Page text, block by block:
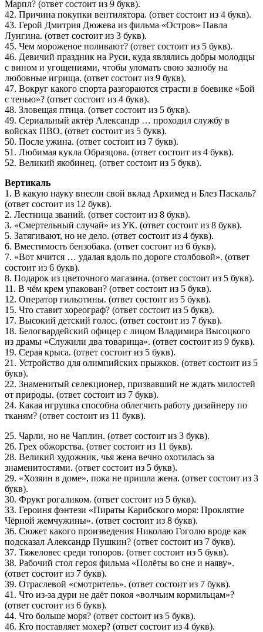
Марпл? (ответ состоит из 9 букв).
42. Причина покупки вентилятора. (ответ состоит из 4 букв).
43. Герой Дмитрия Дюжева из фильма «Остров» Павла
Лунгина. (ответ состоит из 3 букв).
45. Чем мороженое поливают? (ответ состоит из 5 букв).
46. Девичий праздник на Руси, куда являлись добры молодцы
с вином и угощениями, чтобы уломать свою зазнобу на
любовные игрища. (ответ состоит из 9 букв).
47. Вокруг какого спорта разгораются страсти в боевике «Бой
с тенью»? (ответ состоит из 4 букв).
48. Зловещая птица. (ответ состоит из 5 букв).
49. Сериальный актёр Александр … проходил службу в
войсках ПВО. (ответ состоит из 5 букв).
50. После ужина. (ответ состоит из 7 букв).
51. Любимая кукла Образцова. (ответ состоит из 4 букв).
52. Великий якобинец. (ответ состоит из 5 букв).
Вертикаль
1. В какую науку внесли свой вклад Архимед и Блез Паскаль?
(ответ состоит из 12 букв).
2. Лестница званий. (ответ состоит из 8 букв).
3. «Смертельный случай» из УК. (ответ состоит из 8 букв).
5. Затягивают, но не дело. (ответ состоит из 4 букв).
6. Вместимость бензобака. (ответ состоит из 6 букв).
7. «Вот мчится … удалая вдоль по дороге столбовой». (ответ
состоит из 6 букв).
8. Подарок из цветочного магазина. (ответ состоит из 5 букв).
11. В чём крем упакован? (ответ состоит из 5 букв).
12. Оператор гильотины. (ответ состоит из 5 букв).
15. Что ставит хореограф? (ответ состоит из 5 букв).
17. Высокий детский голос. (ответ состоит из 7 букв).
18. Белогвардейский офицер с лицом Владимира Высоцкого
из драмы «Служили два товарища». (ответ состоит из 9 букв).
19. Серая крыса. (ответ состоит из 5 букв).
21. Устройство для олимпийских прыжков. (ответ состоит из 5
букв).
22. Знаменитый селекционер, призвавший не ждать милостей
от природы. (ответ состоит из 7 букв).
24. Какая игрушка способна облегчить работу дизайнеру по
тканям? (ответ состоит из 11 букв).
25. Чарли, но не Чаплин. (ответ состоит из 3 букв).
26. Грех обжорства. (ответ состоит из 11 букв).
28. Великий художник, чья жена вечно охотилась за
знаменитостями. (ответ состоит из 5 букв).
29. «Хозяин в доме», пока не пришла жена. (ответ состоит из 3
букв).
30. Фрукт рогаликом. (ответ состоит из 5 букв).
33. Героиня фэнтези «Пираты Карибского моря: Проклятие
Чёрной жемчужины». (ответ состоит из 8 букв).
36. Сюжет какого произведения Николаю Гоголю вроде как
подсказал Александр Пушкин? (ответ состоит из 7 букв).
37. Тяжеловес среди топоров. (ответ состоит из 5 букв).
38. Рабочий стол героя фильма «Полёты во сне и наяву».
(ответ состоит из 7 букв).
39. Отраслевой «смотритель». (ответ состоит из 7 букв).
41. Что из-за дури не даёт покоя «волчьим кормильцам»?
(ответ состоит из 6 букв).
44. Что больше моря? (ответ состоит из 5 букв).
46. Кто поставляет мохер? (ответ состоит из 4 букв).